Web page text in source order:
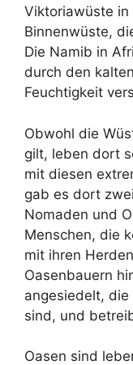
Viktoriawüste
Binnenwüste,
Die Namib in
durch den
Feuchtigkeit
Obwohl die
gilt, leben dort
mit diesen
gab es dort
Nomaden und
Menschen, die
mit ihren
Oasenbauern
angesiedelt,
sind, und
Oasen sind